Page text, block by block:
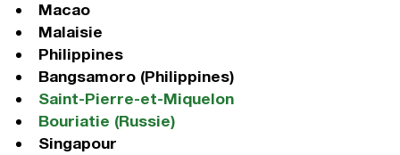
Macao
Malaisie
Philippines
Bangsamoro (Philippines)
Saint-Pierre-et-Miquelon
Bouriatie (Russie)
Singapour